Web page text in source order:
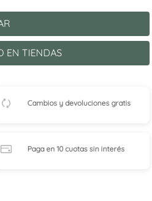
EN TIENDAS
Cambios y devoluciones gratis
Paga en 10 cuotassin interés